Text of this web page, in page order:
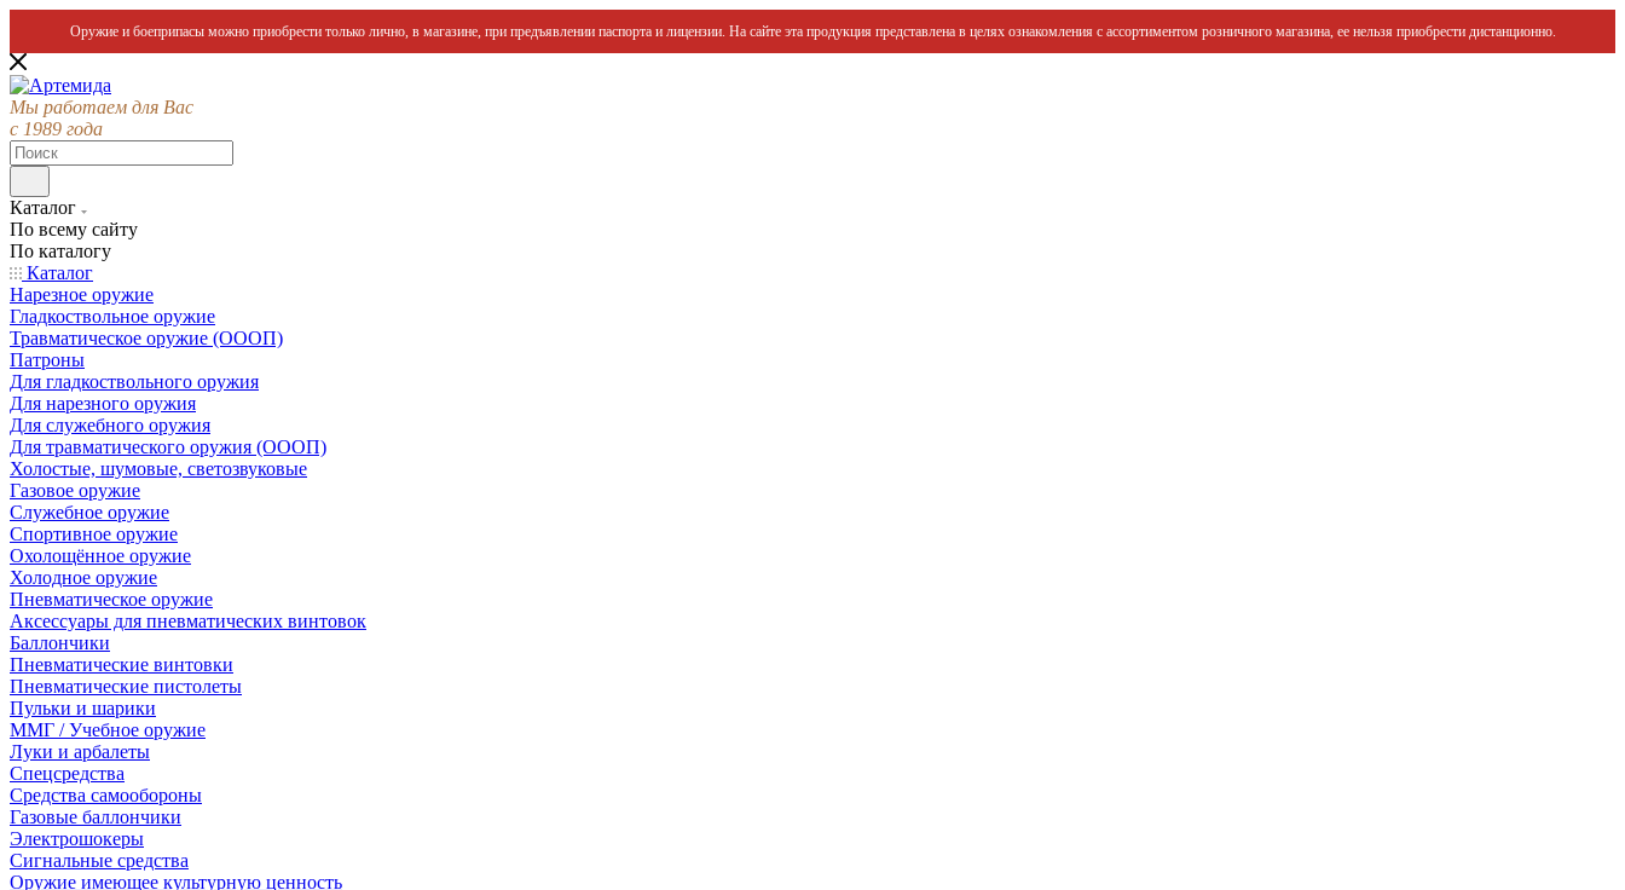
Оружие и боеприпасы можно приобрести только лично, в магазине, при предъявлении паспорта и лицензии. На сайте эта продукция представлена в целях ознакомления с ассортиментом розничного магазина, ее нельзя приобрести дистанционно.
Мы работаем для Вас
с 1989 года
Каталог
По всему сайту
По каталогу
Каталог
Нарезное оружие
Гладкоствольное оружие
Травматическое оружие (ОООП)
Патроны
Для гладкоствольного оружия
Для нарезного оружия
Для служебного оружия
Для травматического оружия (ОООП)
Холостые, шумовые, светозвуковые
Газовое оружие
Служебное оружие
Спортивное оружие
Охолощённое оружие
Холодное оружие
Пневматическое оружие
Аксессуары для пневматических винтовок
Баллончики
Пневматические винтовки
Пневматические пистолеты
Пульки и шарики
ММГ / Учебное оружие
Луки и арбалеты
Спецсредства
Средства самообороны
Газовые баллончики
Электрошокеры
Сигнальные средства
Оружие имеющее культурную ценность